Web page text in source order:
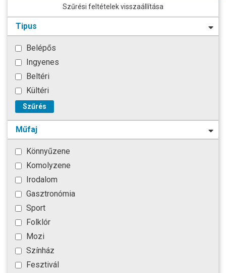
Szűrési feltételek visszaállítása
Tipus
Belépős
Ingyenes
Beltéri
Kültéri
Szűrés
Műfaj
Könnyűzene
Komolyzene
Irodalom
Gasztronómia
Sport
Folklór
Mozi
Színház
Fesztivál